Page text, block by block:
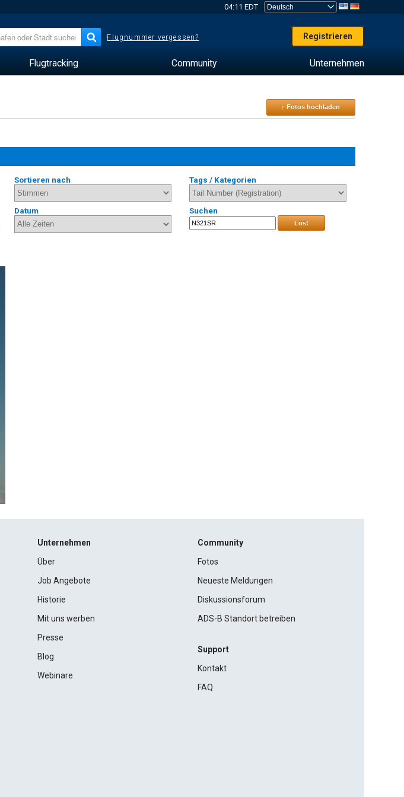
04:11 EDT
Flugnummer vergessen? Registrieren
Flugtracking Community Unternehmen
↑ Fotos hochladen
Sortieren nach Tags / Kategorien
Datum Suchen
Los!
Unternehmen
Über
Job Angebote
Historie
Mit uns werben
Presse
Blog
Webinare
Community
Fotos
Neueste Meldungen
Diskussionsforum
ADS-B Standort betreiben
Support
Kontakt
FAQ